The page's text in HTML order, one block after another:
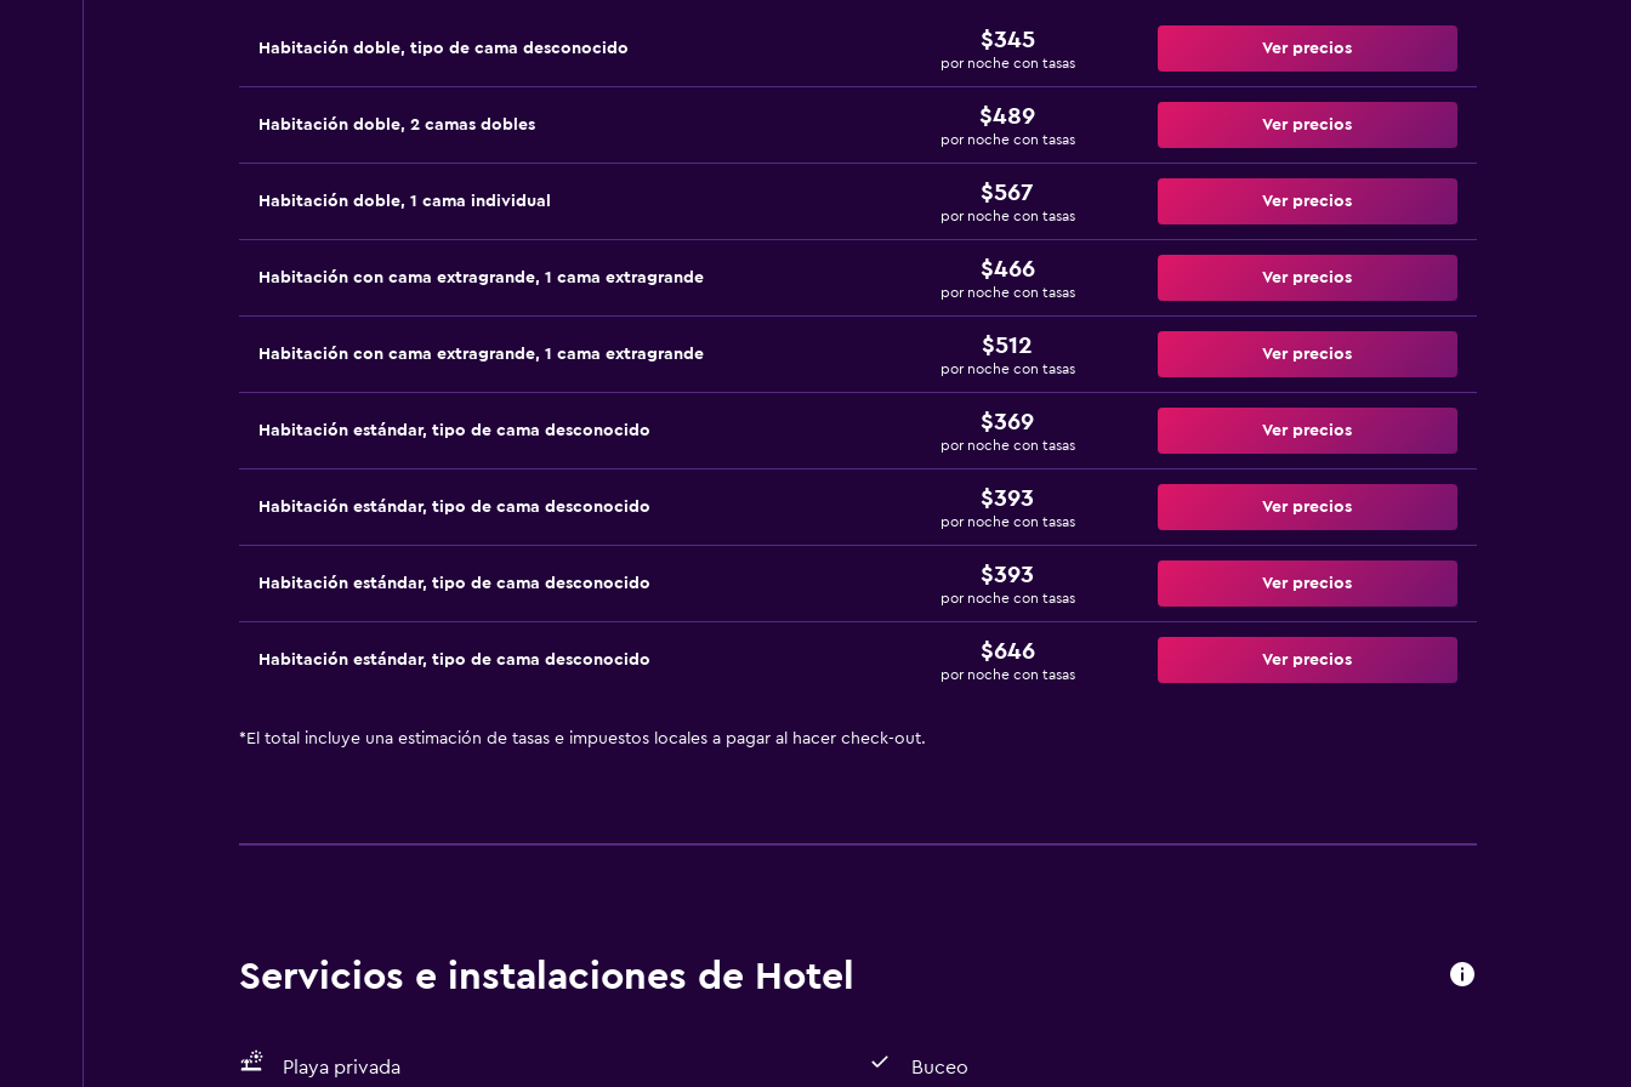
Habitación doble, tipo de cama desconocido $345
por noche con tasas
Ver precios
Habitación doble, 2 camas dobles $489
por noche con tasas
Ver precios
Habitación doble, 1 cama individual $567
por noche con tasas
Ver precios
Habitación con cama extragrande, 1 cama extragrande $466
por noche con tasas
Ver precios
Habitación con cama extragrande, 1 cama extragrande $512
por noche con tasas
Ver precios
Habitación estándar, tipo de cama desconocido $369
por noche con tasas
Ver precios
Habitación estándar, tipo de cama desconocido $393
por noche con tasas
Ver precios
Habitación estándar, tipo de cama desconocido $393
por noche con tasas
Ver precios
Habitación estándar, tipo de cama desconocido $646
por noche con tasas
Ver precios
* El total incluye una estimación de tasas e impuestos locales a pagar al hacer check-out.
Servicios e instalaciones de Hotel
Playa privada Buceo